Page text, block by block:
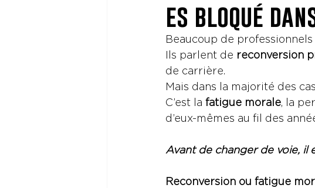
es bloqué
Beaucoup de
Ils parlent de reconversion
de carrière.
Mais dans la majorité des
C’est la fatigue morale, la
d’eux-mêmes au fil des
Avant de changer de voie, il
Reconversion ou fatigue